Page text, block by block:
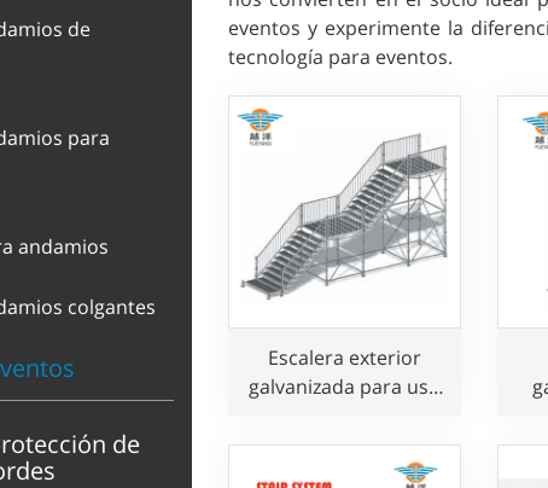
de
para
andamios
colgantes
de
eventos y experimente la
tecnología para eventos.
Escalera exterior
galvanizada para uso